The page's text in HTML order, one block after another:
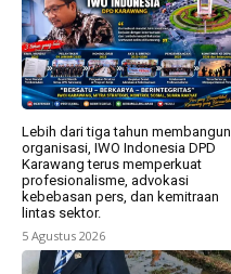
Lebih dari tiga tahun membangun
organisasi, IWO Indonesia DPD
Karawang terus memperkuat
profesionalisme, advokasi
kebebasan pers, dan kemitraan
lintas sektor.
5 Agustus 2026